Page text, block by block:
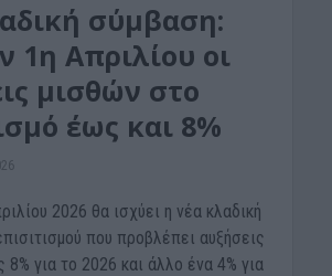
σύμβαση:
1η Απριλίου οι
μισθών στο
έως και 8%
2026 θα ισχύει η νέα κλαδική
που προβλέπει αυξήσεις
8% για το 2026 και άλλο ένα 4% για